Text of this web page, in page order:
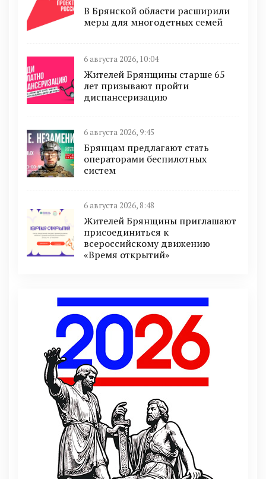
В Брянской области расширили
меры для многодетных семей
6 августа 2026, 10:04
Жителей Брянщины старше 65
лет призывают пройти
диспансеризацию
6 августа 2026, 9:45
Брянцам предлагают cтать
оперaтoрами бeспилотных
систeм
6 августа 2026, 8:48
Жителей Брянщины приглашают
присоединиться к
всероссийскому движению
«Время открытий»